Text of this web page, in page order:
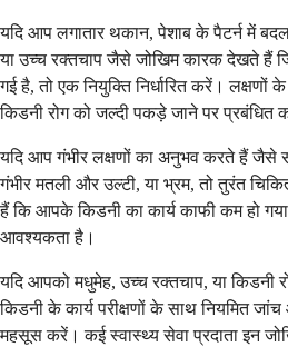
यदि आप लगातार थकान, पेशाब के पैटर्न में
या उच्च रक्तचाप जैसे जोखिम कारक देखते हैं
गई है, तो एक नियुक्ति निर्धारित करें। लक्षणों
किडनी रोग को जल्दी पकड़े जाने पर प्रबंधित
यदि आप गंभीर लक्षणों का अनुभव करते हैं जैसे
गंभीर मतली और उल्टी, या भ्रम, तो तुरंत
हैं कि आपके किडनी का कार्य काफी कम हो
आवश्यकता है।
यदि आपको मधुमेह, उच्च रक्तचाप, या किडनी
किडनी के कार्य परीक्षणों के साथ नियमित
महसूस करें। कई स्वास्थ्य सेवा प्रदाता इन